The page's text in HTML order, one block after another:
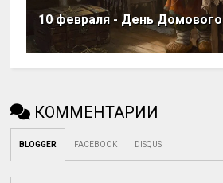
10 февраля - День Домового
КОММЕНТАРИИ
BLOGGER FACEBOOK DISQUS